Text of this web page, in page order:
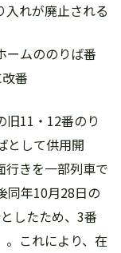
れが廃止される
ームののりば番
番
旧11・12番のり
として供用開
行きを一部列車で
同年10月28日の
したため、3番
これにより、在